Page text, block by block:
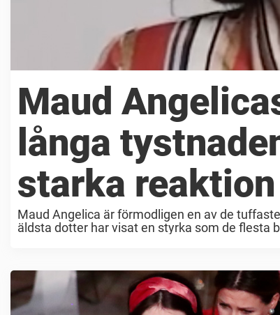
Maud
långa
starka reaktion
Maud Angelica är förmodligen en av de
äldsta dotter har visat en styrka som de flesta